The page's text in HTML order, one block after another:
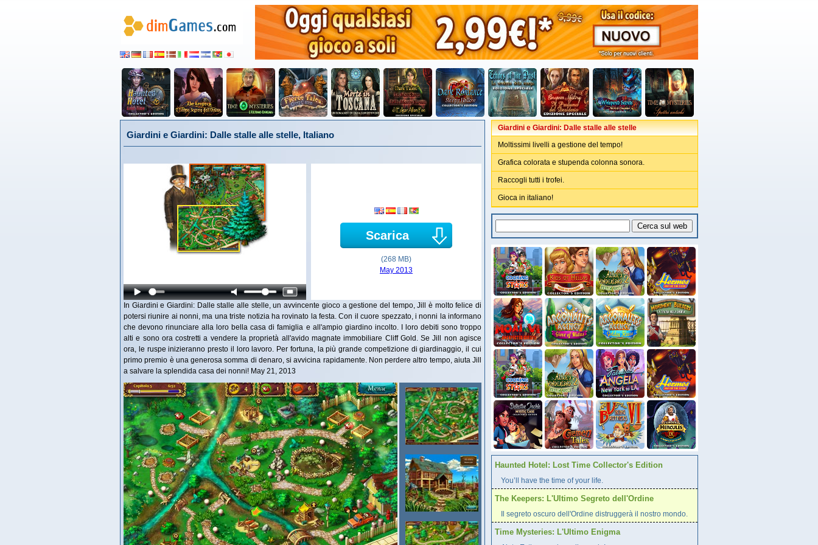
Giardini e Giardini: Dalle stalle alle stelle, Italiano
Scarica
(268 MB)
May 2013
In Giardini e Giardini: Dalle stalle alle stelle, un avvincente gioco a gestione del tempo, Jill è molto felice di
potersi riunire ai nonni, ma una triste notizia ha rovinato la festa. Con il cuore spezzato, i nonni la informano
che devono rinunciare alla loro bella casa di famiglia e all'ampio giardino incolto. I loro debiti sono troppo
alti e sono ora costretti a vendere la proprietà all'avido magnate immobiliare Cliff Gold. Se Jill non agisce
ora, le ruspe inizieranno presto il loro lavoro. Per fortuna, la più grande competizione di giardinaggio, il cui
primo premio è una generosa somma di denaro, si avvicina rapidamente. Non perdere altro tempo, aiuta Jill
a salvare la splendida casa dei nonni! May 21, 2013
Giardini e Giardini: Dalle stalle alle stelle
Moltissimi livelli a gestione del tempo!
Grafica colorata e stupenda colonna sonora.
Raccogli tutti i trofei.
Gioca in italiano!
Haunted Hotel: Lost Time Collector's Edition
You’ll have the time of your life.
The Keepers: L'Ultimo Segreto dell'Ordine
Il segreto oscuro dell'Ordine distruggerà il nostro mondo.
Time Mysteries: L'Ultimo Enigma